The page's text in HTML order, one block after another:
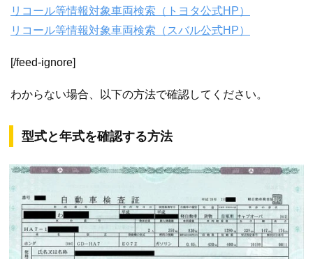
リコール等情報対象車両検索（トヨタ公式HP）
リコール等情報対象車両検索（スバル公式HP）
[/feed-ignore]
わからない場合、以下の方法で確認してください。
型式と年式を確認する方法